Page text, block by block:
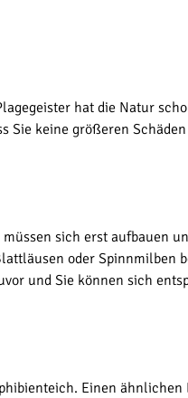
hat die Natur
keine größeren
sich erst aufbauen
oder Spinnmilben
und Sie können sich
Einen ähnlichen